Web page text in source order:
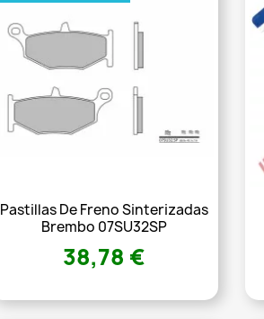
Pastillas De Freno Sinterizadas
Brembo 07SU32SP
38,78 €